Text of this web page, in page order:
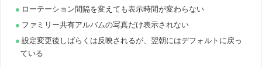
ローテーション間隔を変えても表示時間が変わらない
ファミリー共有アルバムの写真だけ表示されない
設定変更後しばらくは反映されるが、翌朝にはデフォルトに戻っ
ている